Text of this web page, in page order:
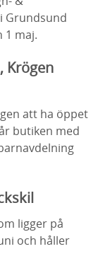
Grundsund
1 maj.
Krögen
att ha öppet
butiken med
ligger på
och håller